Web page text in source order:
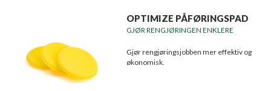
OPTIMIZE PÅFØRINGSPAD
GJØR RENGJØRINGEN ENKLERE
Gjør rengjøringsjobben mer effektiv og
økonomisk.